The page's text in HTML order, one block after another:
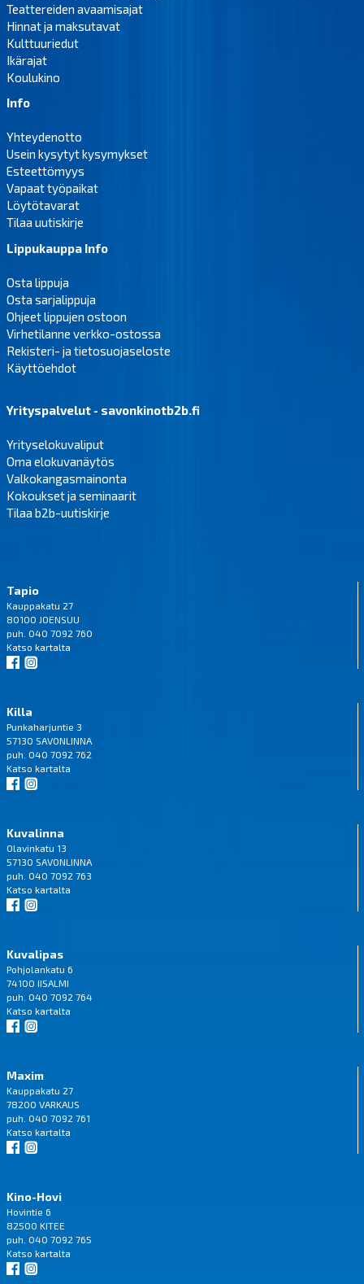
Teattereiden avaamisajat
Hinnat ja maksutavat
Kulttuuriedut
Ikärajat
Koulukino
Info
Yhteydenotto
Usein kysytyt kysymykset
Esteettömyys
Vapaat työpaikat
Löytötavarat
Tilaa uutiskirje
Lippukauppa Info
Osta lippuja
Osta sarjalippuja
Ohjeet lippujen ostoon
Virhetilanne verkko-ostossa
Rekisteri- ja tietosuojaseloste
Käyttöehdot
Yrityspalvelut - savonkinotb2b.fi
Yrityselokuvaliput
Oma elokuvanäytös
Valkokangasmainonta
Kokoukset ja seminaarit
Tilaa b2b-uutiskirje
Tapio
Kauppakatu 27
80100 JOENSUU
puh. 040 7092 760
Katso kartalta
Killa
Punkaharjuntie 3
57130 SAVONLINNA
puh. 040 7092 762
Katso kartalta
Kuvalinna
Olavinkatu 13
57130 SAVONLINNA
puh. 040 7092 763
Katso kartalta
Kuvalipas
Pohjolankatu 6
74100 IISALMI
puh. 040 7092 764
Katso kartalta
Maxim
Kauppakatu 27
78200 VARKAUS
puh. 040 7092 761
Katso kartalta
Kino-Hovi
Hovintie 6
82500 KITEE
puh. 040 7092 765
Katso kartalta